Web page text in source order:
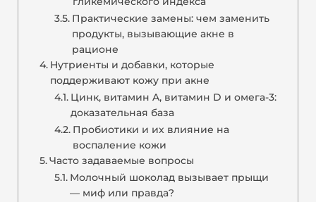
Практические замены: чем заменить
продукты, вызывающие акне в
рационе
Нутриенты и добавки, которые
поддерживают кожу при акне
Цинк, витамин A, витамин D и омега-3:
доказательная база
Пробиотики и их влияние на
воспаление кожи
Часто задаваемые вопросы
Молочный шоколад вызывает прыщи
— миф или правда?